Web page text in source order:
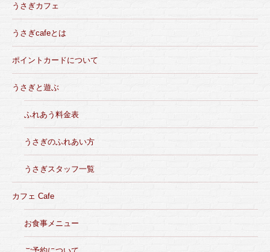
うさぎカフェ
うさぎcafeとは
ポイントカードについて
うさぎと遊ぶ
ふれあう料金表
うさぎのふれあい方
うさぎスタッフ一覧
カフェ Cafe
お食事メニュー